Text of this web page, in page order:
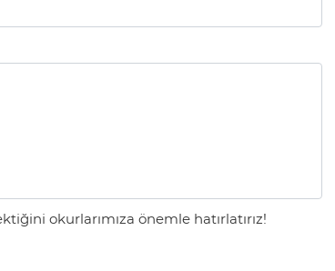
okurlarımıza önemle hatırlatırız!